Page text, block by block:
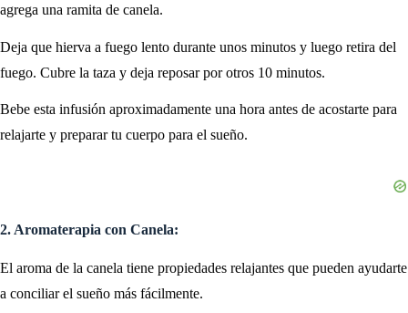
agrega una ramita de canela.
Deja que hierva a fuego lento durante unos minutos y luego retira del
fuego. Cubre la taza y deja reposar por otros 10 minutos.
Bebe esta infusión aproximadamente una hora antes de acostarte para
relajarte y preparar tu cuerpo para el sueño.
2. Aromaterapia con Canela:
El aroma de la canela tiene propiedades relajantes que pueden ayudarte
a conciliar el sueño más fácilmente.